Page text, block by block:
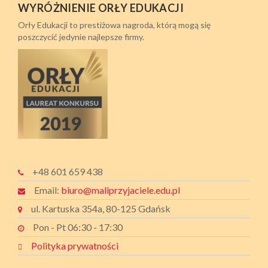
WYRÓŻNIENIE ORŁY EDUKACJI
Orły Edukacji to prestiżowa nagroda, którą mogą się
poszczycić jedynie najlepsze firmy.
+48 601 659 438
Email: biuro@maliprzyjaciele.edu.pl
ul. Kartuska 354a, 80-125 Gdańsk
Pon - Pt 06:30 - 17:30
Polityka prywatności